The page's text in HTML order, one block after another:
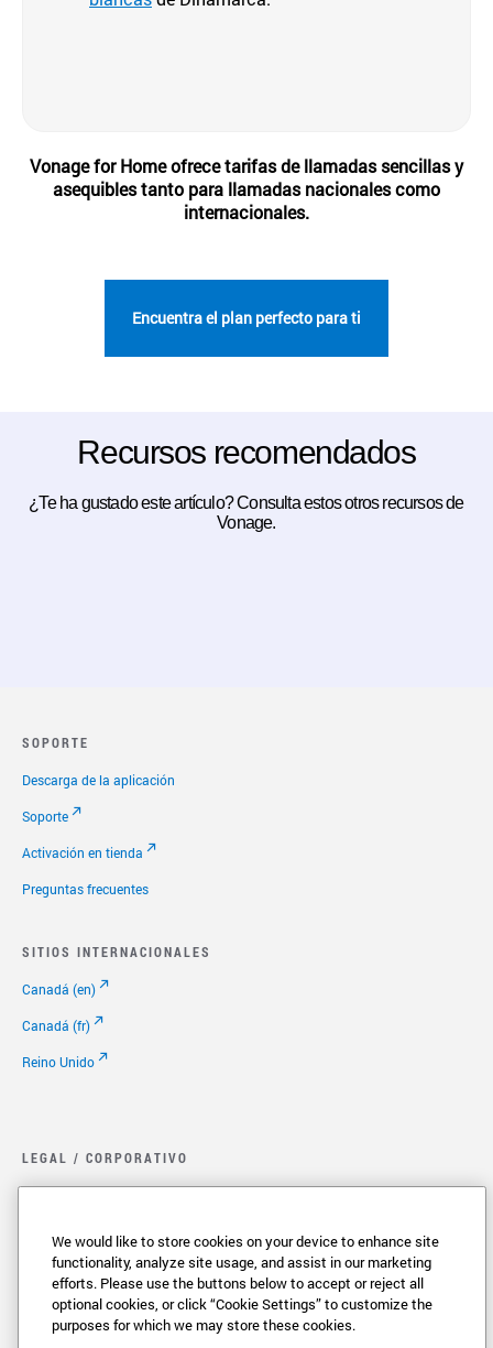
Vonage for Home ofrece tarifas de llamadas sencillas y
asequibles tanto para llamadas nacionales como
internacionales.
Encuentra el plan perfecto para ti
Recursos recomendados
¿Te ha gustado este artículo? Consulta estos otros recursos de
Vonage.
SOPORTE
Descarga de la aplicación
Soporte
Activación en tienda
Preguntas frecuentes
SITIOS INTERNACIONALES
Canadá (en)
Canadá (fr)
Reino Unido
LEGAL / CORPORATIVO
Cookie Settings
Sus Opciones de Privacidad
We would like to store cookies on your device to enhance site
functionality, analyze site usage, and assist in our marketing
efforts. Please use the buttons below to accept or reject all
optional cookies, or click “Cookie Settings” to customize the
purposes for which we may store these cookies.